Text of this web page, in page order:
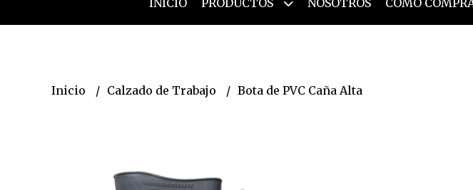
Inicio Calzado de Trabajo Bota de PVC Caña Alta